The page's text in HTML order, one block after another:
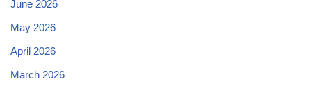
June 2026
May 2026
April 2026
March 2026